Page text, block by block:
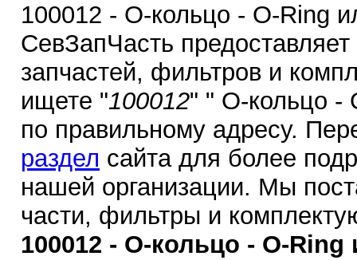
100012 - О-кольцо - O-Ring
СевЗапЧасть
запчастей, фильтров и
ищете "100012" " О-кольцо -
по правильному адресу.
раздел сайта для более
нашей организации. Мы
части, фильтры и
100012 - О-кольцо - O-Ring